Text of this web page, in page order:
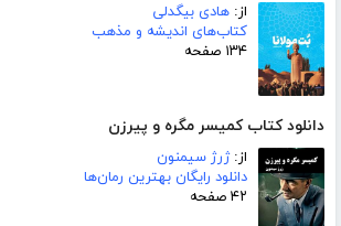
از: هادی بیگدلی
کتاب‌های اندیشه و مذهب
۱۳۴ صفحه
دانلود کتاب کمیسر مگره و پیرزن
از:ژرژ سیمنون
دانلود رایگان بهترین رمان‌ها
۴۲ صفحه